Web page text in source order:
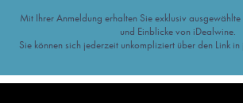
Mit Ihrer Anmeldung erhalten Sie exklusiv
und Einblicke von iDealwine.
Sie können sich jederzeit unkompliziert über den Link